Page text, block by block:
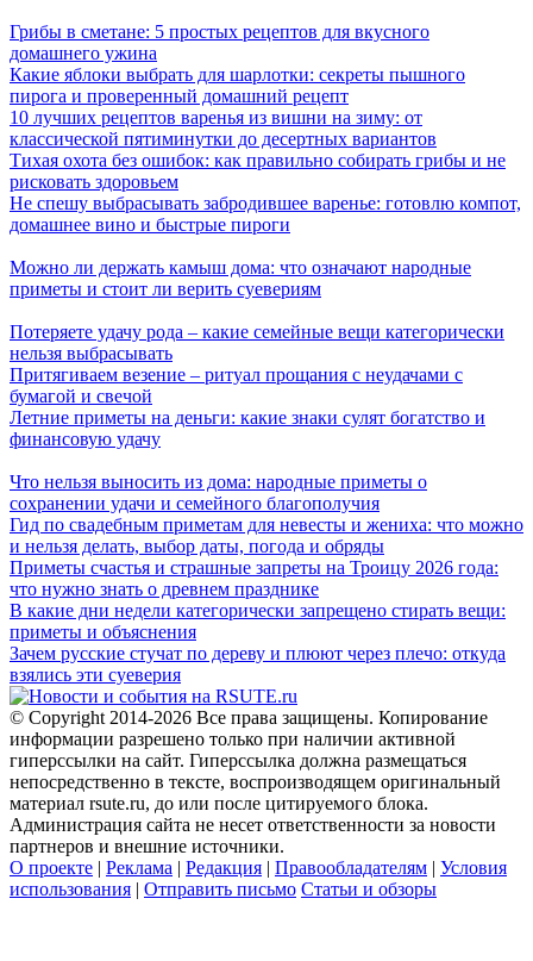
Грибы в сметане: 5 простых рецептов для вкусного
домашнего ужина
Какие яблоки выбрать для шарлотки: секреты пышного
пирога и проверенный домашний рецепт
10 лучших рецептов варенья из вишни на зиму: от
классической пятиминутки до десертных вариантов
Тихая охота без ошибок: как правильно собирать грибы и не
рисковать здоровьем
Не спешу выбрасывать забродившее варенье: готовлю компот,
домашнее вино и быстрые пироги
Можно ли держать камыш дома: что означают народные
приметы и стоит ли верить суевериям
Потеряете удачу рода – какие семейные вещи категорически
нельзя выбрасывать
Притягиваем везение – ритуал прощания с неудачами с
бумагой и свечой
Летние приметы на деньги: какие знаки сулят богатство и
финансовую удачу
Что нельзя выносить из дома: народные приметы о
сохранении удачи и семейного благополучия
Гид по свадебным приметам для невесты и жениха: что можно
и нельзя делать, выбор даты, погода и обряды
Приметы счастья и страшные запреты на Троицу 2026 года:
что нужно знать о древнем празднике
В какие дни недели категорически запрещено стирать вещи:
приметы и объяснения
Зачем русские стучат по дереву и плюют через плечо: откуда
взялись эти суеверия
© Copyright 2014-2026 Все права защищены. Копирование
информации разрешено только при наличии активной
гиперссылки на сайт. Гиперссылка должна размещаться
непосредственно в тексте, воспроизводящем оригинальный
материал rsute.ru, до или после цитируемого блока.
Администрация сайта не несет ответственности за новости
партнеров и внешние источники.
О проекте | Реклама | Редакция | Правообладателям | Условия
использования | Отправить письмо Статьи и обзоры